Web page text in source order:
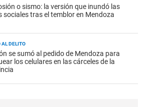
o sismo: la versión que inundó las
sociales tras el temblor en Mendoza
AL DELITO
se sumó al pedido de Mendoza para
los celulares en las cárceles de la